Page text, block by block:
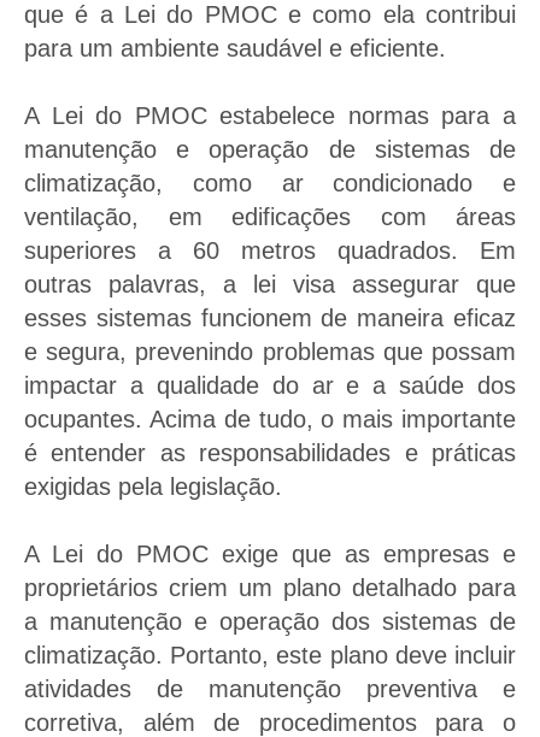
que é a Lei do PMOC e como ela contribui
para um ambiente saudável e eficiente.
A Lei do PMOC estabelece normas para a
manutenção e operação de sistemas de
climatização, como ar condicionado e
ventilação, em edificações com áreas
superiores a 60 metros quadrados. Em
outras palavras, a lei visa assegurar que
esses sistemas funcionem de maneira eficaz
e segura, prevenindo problemas que possam
impactar a qualidade do ar e a saúde dos
ocupantes. Acima de tudo, o mais importante
é entender as responsabilidades e práticas
exigidas pela legislação.
A Lei do PMOC exige que as empresas e
proprietários criem um plano detalhado para
a manutenção e operação dos sistemas de
climatização. Portanto, este plano deve incluir
atividades de manutenção preventiva e
corretiva, além de procedimentos para o